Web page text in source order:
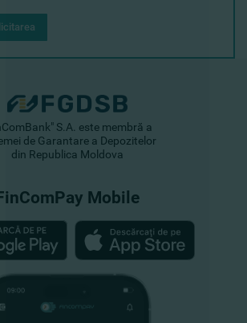
S.A. este membră a
de Garantare a Depozitelor
din Republica Moldova
Mobile